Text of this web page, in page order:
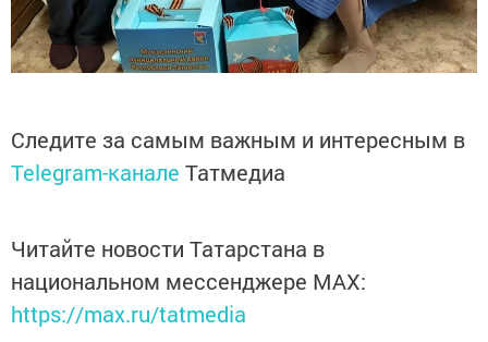
Следите за самым важным и интересным в
Telegram-канале Татмедиа
Читайте новости Татарстана в
национальном мессенджере MАХ:
https://max.ru/tatmedia